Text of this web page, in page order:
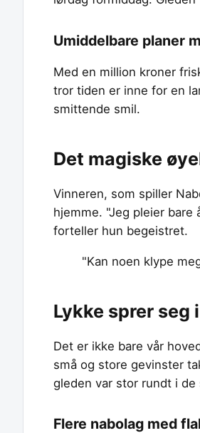
Umiddelbare planer
Med en million kroner
tror tiden er inne for en
smittende smil.
Det magiske
Vinneren, som spiller
hjemme. "Jeg pleier
forteller hun begeistret.
"Kan noen klype
Lykke sprer seg
Det er ikke bare vår
små og store gevinster
gleden var stor rundt i de
Flere nabolag med